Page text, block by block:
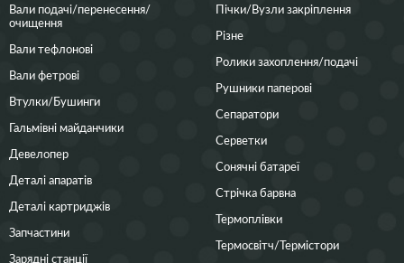
Вали подачі/перенесення/
очищення
Вали тефлонові
Вали фетрові
Втулки/Бушинги
Гальмівні майданчики
Девелопер
Деталі апаратів
Деталі картриджів
Запчастини
Зарядні станції
Пічки/Вузли закріплення
Різне
Ролики захоплення/подачі
Рушники паперові
Сепаратори
Серветки
Сонячні батареї
Стрічка барвна
Термоплівки
Термосвітч/Термістори